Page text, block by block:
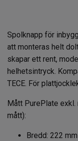
Spolknapp för
att monteras helt
skapar ett rent,
helhetsintryck.
TECE. För
Mått PurePlate
mått):
Bredd: 222 mm